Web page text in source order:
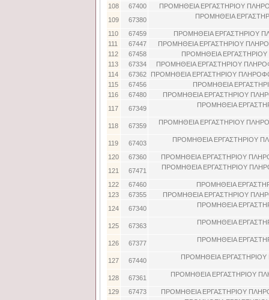
108 67400
ΠΡΟΜΗΘΕΙΑ ΕΡΓΑΣΤΗΡΙΟΥ
109
67380 ΠΡΟΜΗΘΕΙΑ
110 67459
ΠΡΟΜΗΘΕΙΑ ΕΡΓΑΣΤΗΡΙΟΥ
111
67447
ΠΡΟΜΗΘΕΙΑ ΕΡΓΑΣΤΗΡΙΟΥ
112
67458
ΠΡΟΜΗΘΕΙΑ
113
67334
ΠΡΟΜΗΘΕΙΑ ΕΡΓΑΣΤΗΡΙΟΥ
114
67362
ΠΡΟΜΗΘΕΙΑ ΕΡΓΑΣΤΗΡΙΟΥ
115
67456
ΠΡΟΜΗΘΕΙΑ
116
67480
ΠΡΟΜΗΘΕΙΑ ΕΡΓΑΣΤΗΡΙΟΥ
117
67349 ΠΡΟΜΗΘΕΙΑ
118 67359 ΠΡΟΜΗΘΕΙΑ ΕΡΓΑΣΤΗΡΙΟΥ
119 67403 ΠΡΟΜΗΘΕΙΑ ΕΡΓΑΣΤΗΡΙΟΥ
120 67360
ΠΡΟΜΗΘΕΙΑ ΕΡΓΑΣΤΗΡΙΟΥ
121
67471 ΠΡΟΜΗΘΕΙΑ ΕΡΓΑΣΤΗΡΙΟΥ
122 67460
ΠΡΟΜΗΘΕΙΑ
123
67355
ΠΡΟΜΗΘΕΙΑ ΕΡΓΑΣΤΗΡΙΟΥ
124
67340 ΠΡΟΜΗΘΕΙΑ
125 67363 ΠΡΟΜΗΘΕΙΑ
126 67377 ΠΡΟΜΗΘΕΙΑ
127 67440 ΠΡΟΜΗΘΕΙΑ
128 67361 ΠΡΟΜΗΘΕΙΑ ΕΡΓΑΣΤΗΡΙΟΥ
129 67473
ΠΡΟΜΗΘΕΙΑ ΕΡΓΑΣΤΗΡΙΟΥ